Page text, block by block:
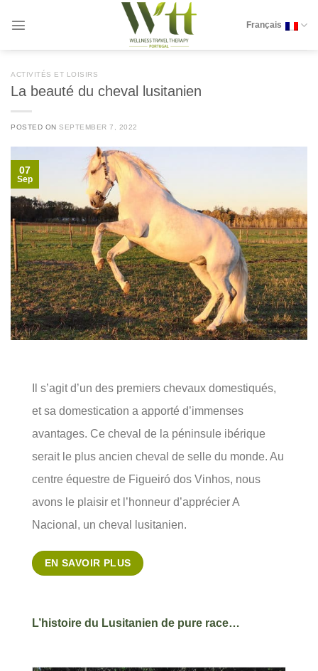
Français
ACTIVITÉS ET LOISIRS
La beauté du cheval lusitanien
POSTED ONSEPTEMBER 7, 2022
07
Sep
Il s’agit d’un des premiers chevaux domestiqués,
et sa domestication a apporté d’immenses
avantages. Ce cheval de la péninsule ibérique
serait le plus ancien cheval de selle du monde. Au
centre équestre de Figueiró dos Vinhos, nous
avons le plaisir et l’honneur d’apprécier A
Nacional, un cheval lusitanien.
EN SAVOIR PLUS
L’histoire du Lusitanien de pure race…